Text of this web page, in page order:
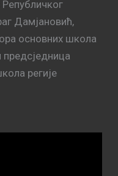
Дамјановић,
основних школа
регије